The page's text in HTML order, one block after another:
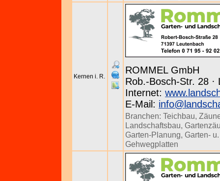
Kernen i. R.
ROMMEL GmbH
Rob.-Bosch-Str. 28 ·
Internet:
E-Mail:
Branchen: Teichbau,
Landschaftsbau,
Garten-Planung, Garten-
Gehwegplatten